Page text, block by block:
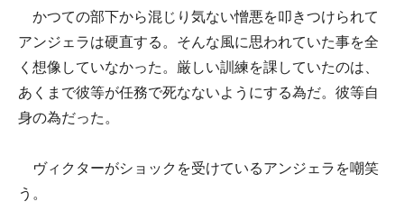
かつての部下から混じり気ない憎悪を叩きつけられて
アンジェラは硬直する。そんな風に思われていた事を全
く想像していなかった。厳しい訓練を課していたのは、
あくまで彼等が任務で死なないようにする為だ。彼等自
身の為だった。
ヴィクターがショックを受けているアンジェラを嘲笑
う。